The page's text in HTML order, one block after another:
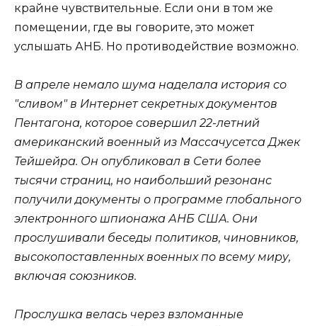
крайне чувствительные. Если они в том же
помещении, где вы говорите, это может
услышать АНБ. Но противодействие возможно.
В апреле немало шума наделала история со
"сливом" в Интернет секретных документов
Пентагона, которое совершил 22-летний
американский военный из Массачусетса Джек
Тейшейра. Он опубликовал в Сети более
тысячи страниц, но наибольший резонанс
получили документы о программе глобального
электронного шпионажа АНБ США. Они
прослушивали беседы политиков, чиновников,
высокопоставленных военных по всему миру,
включая союзников.
Прослушка велась через взломанные